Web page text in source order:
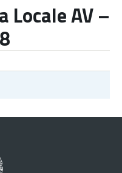
Locale AV –